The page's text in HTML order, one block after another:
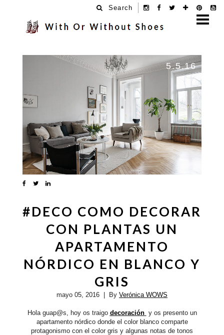
Search
5.5.16
#DECO COMO DECORAR
CON PLANTAS UN
APARTAMENTO
NÓRDICO EN BLANCO Y
GRIS
mayo 05, 2016 | By Verónica WOWS
Hola guap@s, hoy os traigo decoración y os presento un
apartamento nórdico donde el color blanco comparte
protagonismo con el color gris y algunas notas de tonos